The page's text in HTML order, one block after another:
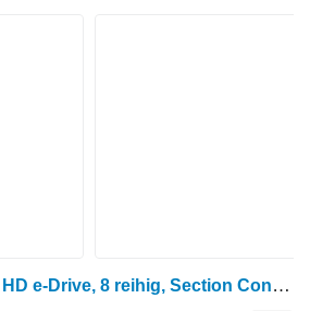
Kverneland Optima HD e-Drive, 8 reihig, Section Control